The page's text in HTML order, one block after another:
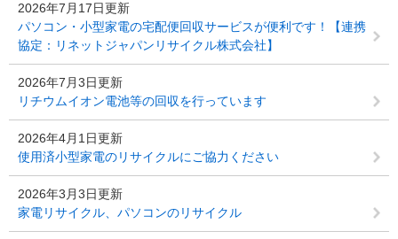
2026年7月17日更新
パソコン・小型家電の宅配便回収サービスが便利です！【連携
協定：リネットジャパンリサイクル株式会社】
2026年7月3日更新
リチウムイオン電池等の回収を行っています
2026年4月1日更新
使用済小型家電のリサイクルにご協力ください
2026年3月3日更新
家電リサイクル、パソコンのリサイクル